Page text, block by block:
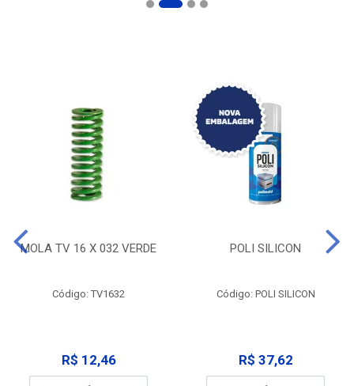
MOLA TV 16 X 032 VERDE
Código: TV1632
R$ 12,46
POLI SILICON
Código: POLI SILICON
R$ 37,62